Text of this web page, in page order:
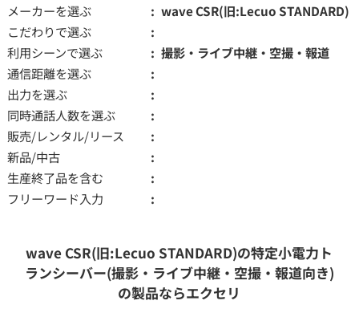
メーカーを選ぶ
wave CSR(旧:Lecuo STANDARD)
こだわりで選ぶ
利用シーンで選ぶ
撮影・ライブ中継・空撮・報道
通信距離を選ぶ
出力を選ぶ
同時通話人数を選ぶ
販売/レンタル/リース
新品/中古
生産終了品を含む
フリーワード入力
wave CSR(旧:Lecuo STANDARD)の特定小電力ト
ランシーバー(撮影・ライブ中継・空撮・報道向き)
の製品ならエクセリ